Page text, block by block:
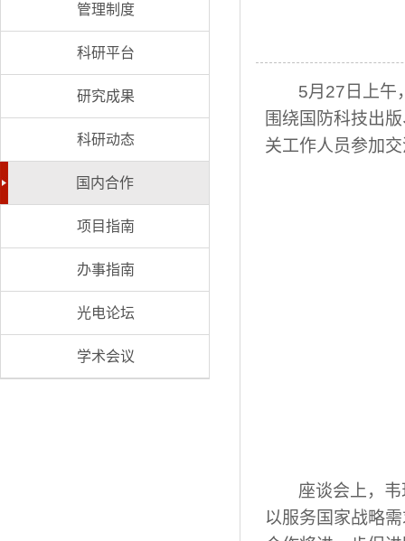
管理制度
科研平台
研究成果
科研动态
国内合作
项目指南
办事指南
光电论坛
学术会议
5月 27 日上午
围绕国防科技出
关工作人员参加
座谈会上，
以服务国家战略